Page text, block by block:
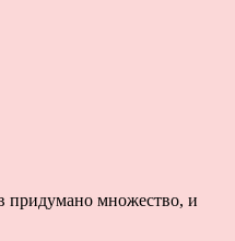
придумано множество, и